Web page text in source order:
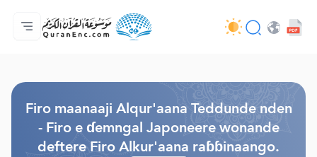
Jaɓɓorgo
Loowdi firooji ɗi
Audio
Golleeji topayɓe ( heyɗintinooɓe) ɓen - API
Fii eɓɓoore nde
Humpo'ndir e amen
Ɗemngal
Firo maanaaji Alqur'aana Teddunde nden
- Firo e ɗemngal Japoneere wonande
deftere Firo Alkur'aana raɓɓinaango.